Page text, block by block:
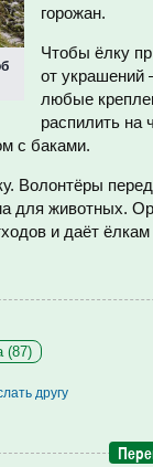
горожан.
Чтобы ёлку
от украшений
любые
распилить на
с баками.
Волонтёры
для животных.
и даёт
(87)
другу